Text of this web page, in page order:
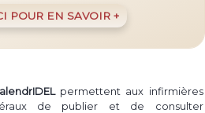
POUR EN SAVOIR +
permettent aux infirmières
de publier et de consulter